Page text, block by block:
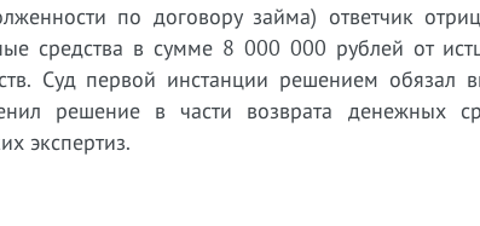
по договору займа) ответчик
средства в сумме 8 000 000 рублей от
Суд первой инстанции решением обязал
решение в части возврата денежных
экспертиз.